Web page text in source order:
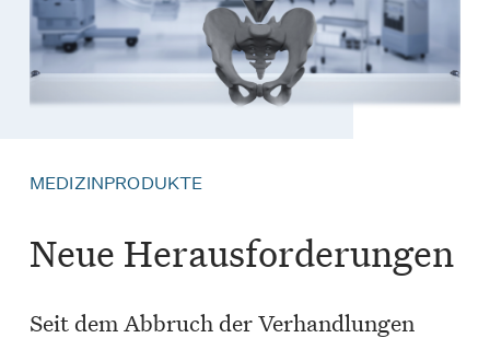
MEDIZINPRODUKTE
Neue Herausforderungen
Seit dem Abbruch der Verhandlungen